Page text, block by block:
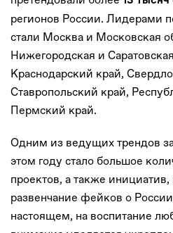
регионов России. Лидерами
стали Москва и Московская
Нижегородская и
Краснодарский край,
Ставропольский край,
Пермский край.
Одним из ведущих трендов
этом году стало большое
проектов, а также
развенчание фейков о
настоящем, на воспитание